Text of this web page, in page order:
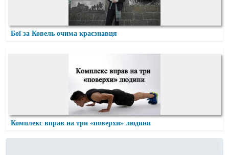
Бої за Ковель очима краєзнавця
Комплекс вправ на три «поверхи» людини